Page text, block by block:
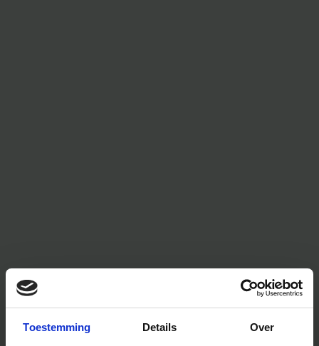
Toestemming Details Over